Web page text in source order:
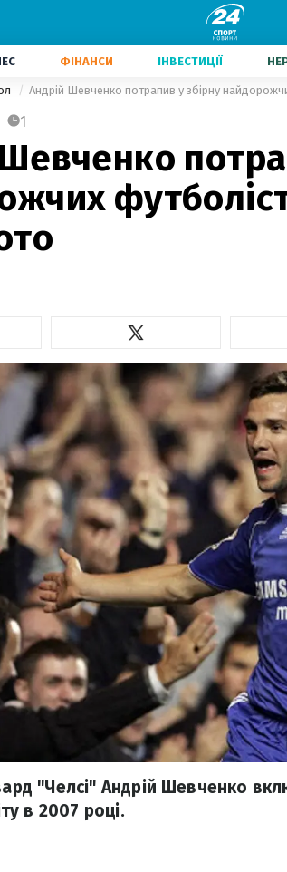
ФІНАНСИ ІНВЕСТИЦІЇ
Андрій Шевченко потрапив у збірну
1
"Челсі" Андрій Шевченко
в 2007 році.